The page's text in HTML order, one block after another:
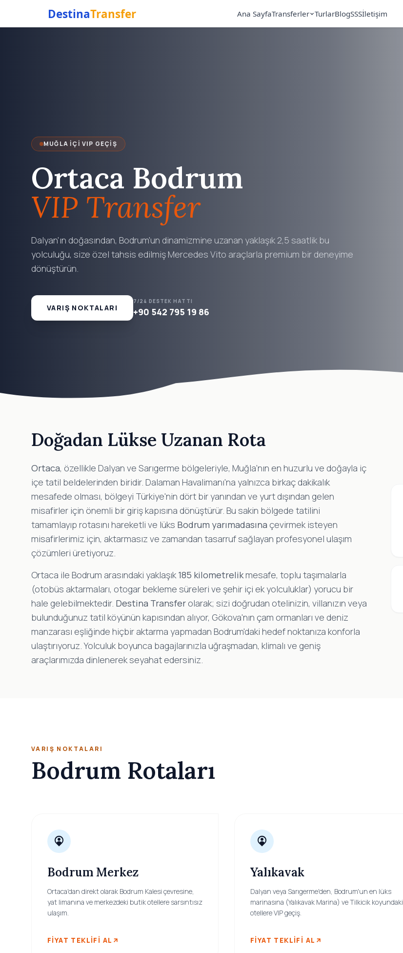
DestinaTransfer Ana SayfaTransferler TurlarBlogSSSİletişim
MUĞLA İÇI VIP GEÇIŞ
Ortaca Bodrum
VIP Transfer
Dalyan'ın doğasından, Bodrum'un dinamizmine uzanan yaklaşık 2,5 saatlik bu
yolculuğu, size özel tahsis edilmiş Mercedes Vito araçlarla premium bir deneyime
dönüştürün.
VARIŞ NOKTALARI
7/24 DESTEK HATTI
+90 542 795 19 86
Doğadan Lükse Uzanan Rota
Ortaca, özellikle Dalyan ve Sarıgerme bölgeleriyle, Muğla'nın en huzurlu ve doğayla iç
içe tatil beldelerinden biridir. Dalaman Havalimanı'na yalnızca birkaç dakikalık
mesafede olması, bölgeyi Türkiye'nin dört bir yanından ve yurt dışından gelen
misafirler için önemli bir giriş kapısına dönüştürür. Bu sakin bölgede tatilini
tamamlayıp rotasını hareketli ve lüks Bodrum yarımadasına çevirmek isteyen
misafirlerimiz için, aktarmasız ve zamandan tasarruf sağlayan profesyonel ulaşım
çözümleri üretiyoruz.
Ortaca ile Bodrum arasındaki yaklaşık185 kilometrelikmesafe, toplu taşımalarla
(otobüs aktarmaları, otogar bekleme süreleri ve şehir içi ek yolculuklar) yorucu bir
hale gelebilmektedir. Destina Transfer olarak; sizi doğrudan otelinizin, villanızın veya
bulunduğunuz tatil köyünün kapısından alıyor, Gökova'nın çam ormanları ve deniz
manzarası eşliğinde hiçbir aktarma yapmadan Bodrum'daki hedef noktanıza konforla
ulaştırıyoruz. Yolculuk boyunca bagajlarınızla uğraşmadan, klimalı ve geniş
araçlarımızda dinlenerek seyahat edersiniz.
VARIŞ NOKTALARI
Bodrum Rotaları
Bodrum Merkez
Ortaca'dan direkt olarak Bodrum Kalesi çevresine,
yat limanına ve merkezdeki butik otellere sarsıntısız
ulaşım.
FIYAT TEKLIFI AL
Yalıkavak
Dalyan veya Sarıgerme'den, Bodrum'un en lüks
marinasına (Yalıkavak Marina) ve Tilkicik koyundaki
otellere VIP geçiş.
FIYAT TEKLIFI AL